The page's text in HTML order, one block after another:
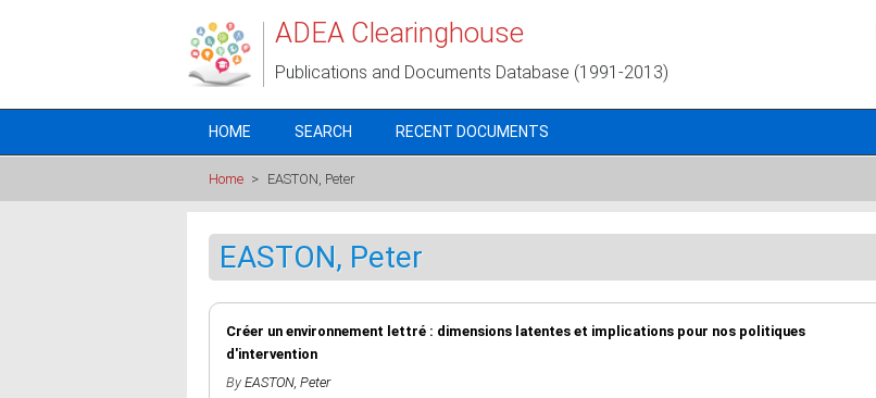
ADEA Clearinghouse
Publications and Documents Database (1991-2013)
HOME SEARCH RECENT DOCUMENTS
Home > EASTON, Peter
EASTON, Peter
Créer un environnement lettré : dimensions latentes et implications pour nos politiques
d'intervention
By EASTON, Peter